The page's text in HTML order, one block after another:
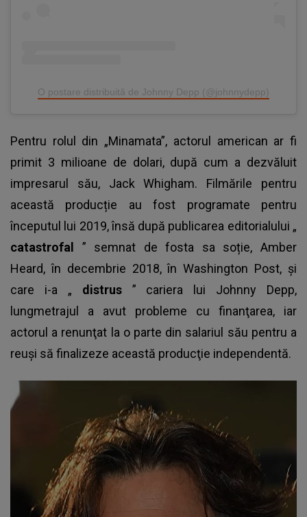
O postare distribuită de Johnny Depp (@johnnydepp)
Pentru rolul din „Minamata”, actorul american ar fi
primit 3 milioane de dolari, după cum a dezvăluit
impresarul său, Jack Whigham. Filmările pentru
această producție au fost programate pentru
începutul lui 2019, însă după publicarea editorialului „
catastrofal ” semnat de fosta sa soție, Amber
Heard, în decembrie 2018, în Washington Post, și
care i-a „ distrus ” cariera lui Johnny Depp,
lungmetrajul a avut probleme cu finanţarea, iar
actorul a renunţat la o parte din salariul său pentru a
reuşi să finalizeze această producţie independentă.